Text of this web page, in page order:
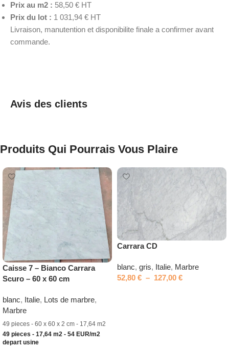
Prix au m2 : 58,50 € HT
Prix du lot : 1 031,94 € HT
Livraison, manutention et disponibilite finale a confirmer avant
commande.
Avis des clients
Produits Qui Pourrais Vous Plaire
Caisse 7 – Bianco Carrara
Scuro – 60 x 60 cm
blanc, Italie, Lots de marbre,
Marbre
49 pieces - 60 x 60 x 2 cm - 17,64 m2
49 pieces - 17,64 m2 - 54 EUR/m2
depart usine
Carrara CD
blanc, gris, Italie, Marbre
52,80 € – 127,00 €